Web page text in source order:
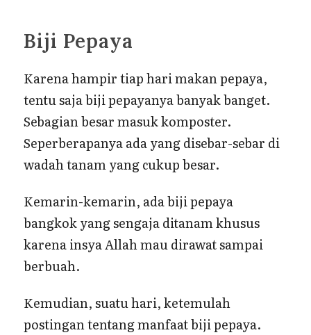
Biji Pepaya
Karena hampir tiap hari makan pepaya,
tentu saja biji pepayanya banyak banget.
Sebagian besar masuk komposter.
Seperberapanya ada yang disebar-sebar di
wadah tanam yang cukup besar.
Kemarin-kemarin, ada biji pepaya
bangkok yang sengaja ditanam khusus
karena insya Allah mau dirawat sampai
berbuah.
Kemudian, suatu hari, ketemulah
postingan tentang manfaat biji pepaya.